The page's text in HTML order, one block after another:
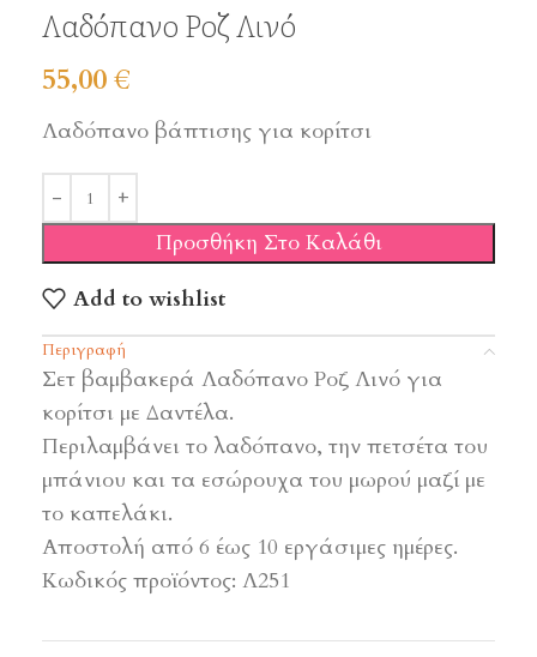
Λαδόπανο Ροζ Λινό
55,00€
Λαδόπανο βάπτισης για κορίτσι
Προσθήκη Στο Καλάθι
Add to wishlist
Περιγραφή
Σετ βαμβακερά Λαδόπανο Ροζ Λινό για
κορίτσι με Δαντέλα.
Περιλαμβάνει το λαδόπανο, την πετσέτα του
μπάνιου και τα εσώρουχα του μωρού μαζί με
το καπελάκι.
Αποστολή από 6 έως 10 εργάσιμες ημέρες.
Κωδικός προϊόντος: Λ251